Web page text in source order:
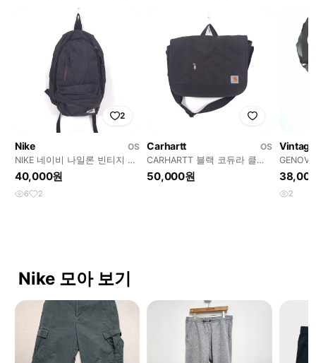
2
Nike
OS
NIKE 네이비 나일론 빈티지 스
쿨 백팩
40,000원
6 2
Carhartt
OS
CARHARTT 블랙 코듀라 클래
식 메신저백
50,000원
Vintage
메신저백
2
Nike 모아 보기